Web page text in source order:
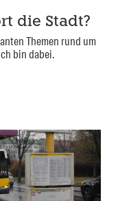
die Stadt?
Themen rund um
bin dabei.